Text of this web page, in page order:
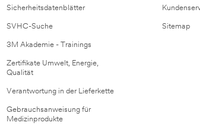
Sicherheitsdatenblätter
SVHC-Suche
3M Akademie - Trainings
Zertifikate Umwelt, Energie,
Qualität
Verantwortung in der Lieferkette
Gebrauchsanweisung für
Medizinprodukte
Sitemap